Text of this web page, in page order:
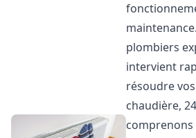
plombiers
intervient
résoudre
chaudière,